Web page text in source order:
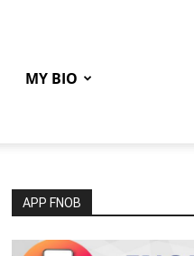
MY BIO
APP FNOB